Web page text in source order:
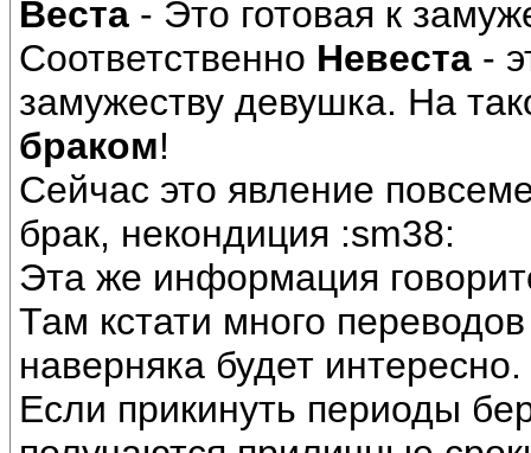
Веста - Это готовая к
Соответственно Невеста -
замужеству девушка. На
браком!
Сейчас это явление
брак, некондиция :sm38:
Эта же информация
Там кстати много
наверняка будет интересно.
Если прикинуть периоды